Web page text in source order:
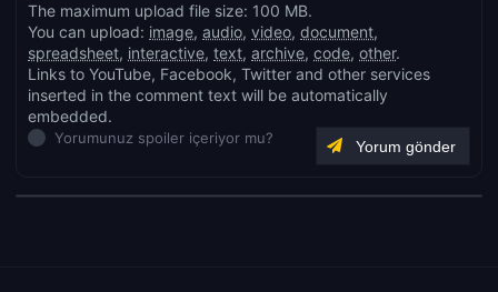
The maximum upload file size: 100 MB.
You can upload: image, audio, video, document,
spreadsheet, interactive, text, archive, code, other.
Links to YouTube, Facebook, Twitter and other services
inserted in the comment text will be automatically
embedded.
Yorumunuz spoiler içeriyor mu?